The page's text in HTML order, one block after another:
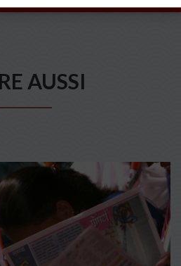
AUSSI